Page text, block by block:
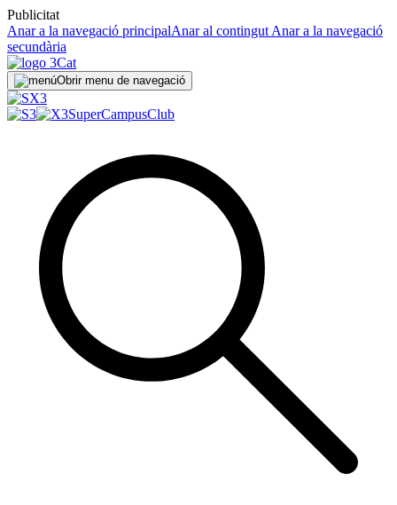
Publicitat
Anar a la navegació principalAnar al contingut Anar a la navegació
secundària
Obrir menu de navegació
SuperCampusClub